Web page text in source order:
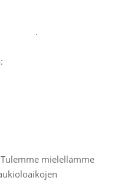
.
mielellämme